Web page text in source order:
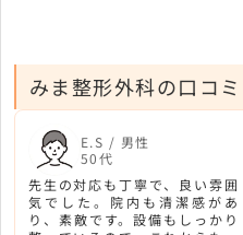
みま整形外科の口コミ
E.S / 男性
50代
先生の対応も丁寧で、良い雰囲
気でした。院内も清潔感があ
り、素敵です。設備もしっかり